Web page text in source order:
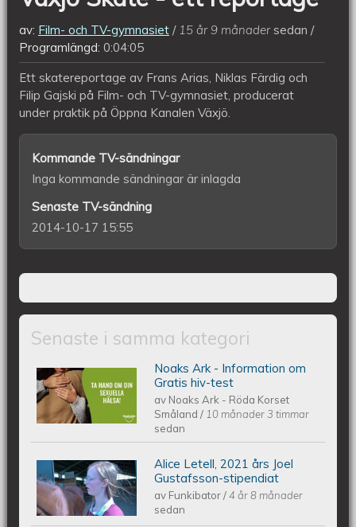
av: Film- och TV-gymnasiet 15 år 9 månadersedan
Programlängd: 0:04:05
Ett skatereportage av Frans Arias, Niklas Färdig och
Filip Gajski på Film- och TV-gymnasiet, producerat
under praktik på Öppna Kanalen Växjö.
Kommande TV-sändningar
Inga kommande sändningar är inlagda
Senaste TV-sändning
2014-10-17 15:55
Senaste i samma kategori
Noaks Ark - Information på 6 språk
Noaks Ark - Information om
Gratis hiv-test
av Noaks Ark - Röda Korset
Småland/ 10 månader 3 timmar
sedan
Alice Letell är årets Joel Gustafsson-
stipendiat
Alice Letell, 2021 års Joel
Gustafsson-stipendiat
av Funkibator/4 år 8 månader
sedan